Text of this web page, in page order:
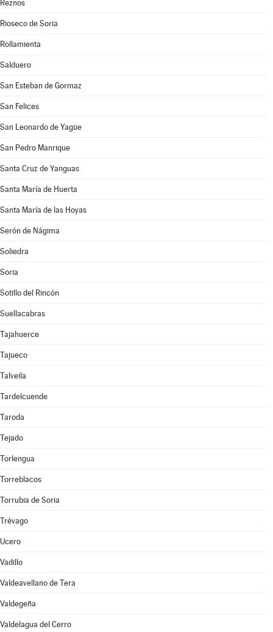
Reznos
Rioseco de Soria
Rollamienta
Salduero
San Esteban de Gormaz
San Felices
San Leonardo de Yagüe
San Pedro Manrique
Santa Cruz de Yanguas
Santa María de Huerta
Santa María de las Hoyas
Serón de Nágima
Soliedra
Soria
Sotillo del Rincón
Suellacabras
Tajahuerce
Tajueco
Talveila
Tardelcuende
Taroda
Tejado
Torlengua
Torreblacos
Torrubia de Soria
Trévago
Ucero
Vadillo
Valdeavellano de Tera
Valdegeña
Valdelagua del Cerro